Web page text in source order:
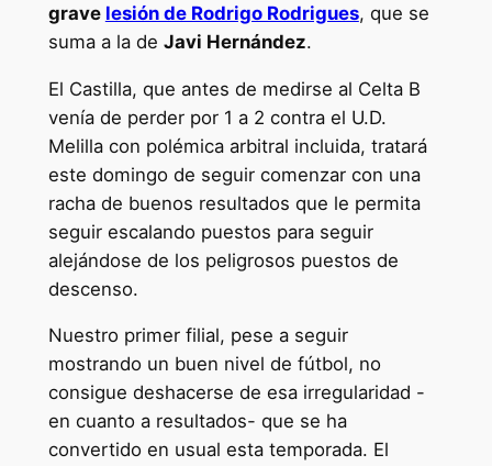
grave lesión de Rodrigo Rodrigues, que se
suma a la de Javi Hernández.
El Castilla, que antes de medirse al Celta B
venía de perder por 1 a 2 contra el U.D.
Melilla con polémica arbitral incluida, tratará
este domingo de seguir comenzar con una
racha de buenos resultados que le permita
seguir escalando puestos para seguir
alejándose de los peligrosos puestos de
descenso.
Nuestro primer filial, pese a seguir
mostrando un buen nivel de fútbol, no
consigue deshacerse de esa irregularidad -
en cuanto a resultados- que se ha
convertido en usual esta temporada. El